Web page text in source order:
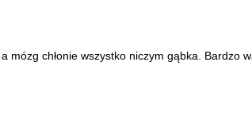
chłonie wszystko niczym gąbka. Bardzo